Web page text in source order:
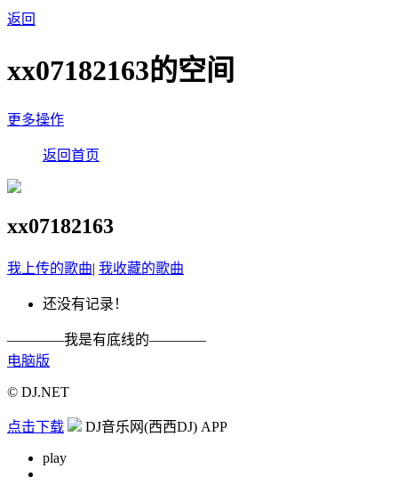
返回
xx07182163的空间
更多操作
返回首页
xx07182163
我上传的歌曲| 我收藏的歌曲
还没有记录！
————我是有底线的————
电脑版
© DJ.NET
点击下载 DJ音乐网(西西DJ) APP
play